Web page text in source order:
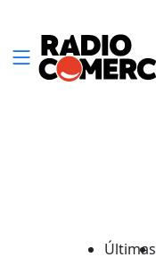
Últimas